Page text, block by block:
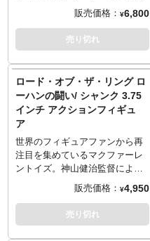
ースが付属します。
ックスが強力タッグで展開する
７インチフィギュアシリーズ
「DCマルチバース」に、1978年
の映画『スーパーマン』より、
スーパーマンがラインナップ！
アクセサリーとして、差し替え
用ヘッドと、豊富な差し替え用
ハンドパーツが付属。透明な台
座は、空中に浮遊した状態を再
現可能。
販売価格： ¥6,800
売り切れ
ロード・オブ・ザ・リング ロ
ーハンの闘い/ シャンク 3.75
インチ アクションフィギュ
ア
世界のフィギュアファンから再
注目を集めているマクファーレ
ントイズ。神山健治監督による
新しい「LOTR」、12月公開予
定のアニメーション映画『ロー
ド・オブ・ザ・リング ローハン
の戦い』。公開にさきがけ、マ
販売価格： ¥4,950
売り切れ